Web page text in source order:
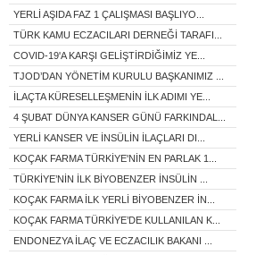
YERLİ AŞIDA FAZ 1 ÇALIŞMASI BAŞLIYO...
TÜRK KAMU ECZACILARI DERNEĞİ TARAFI...
COVID-19'A KARŞI GELİŞTİRDİĞİMİZ YE...
TJOD’DAN YÖNETİM KURULU BAŞKANIMIZ ...
İLAÇTA KÜRESELLEŞMENİN İLK ADIMI YE...
4 ŞUBAT DÜNYA KANSER GÜNÜ FARKINDAL...
YERLİ KANSER VE İNSÜLİN İLAÇLARI DI...
KOÇAK FARMA TÜRKİYE'NİN EN PARLAK 1...
TÜRKİYE’NİN İLK BİYOBENZER İNSÜLİN ...
KOÇAK FARMA İLK YERLİ BİYOBENZER İN...
KOÇAK FARMA TÜRKİYE’DE KULLANILAN K...
ENDONEZYA İLAÇ VE ECZACILIK BAKANI ...